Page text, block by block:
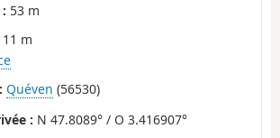
53 m
11 m
Quéven (56530)
: N 47.8089° / O 3.416907°